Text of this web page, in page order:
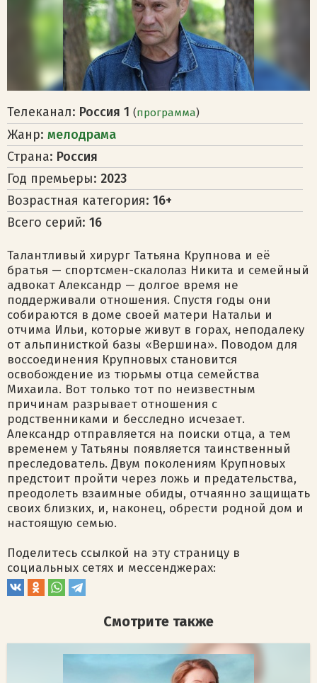
Телеканал: Россия 1 (программа)
Жанр: мелодрама
Страна: Россия
Год премьеры: 2023
Возрастная категория: 16+
Всего серий: 16
Талантливый хирург Татьяна Крупнова и её
братья — спортсмен-скалолаз Никита и семейный
адвокат Александр — долгое время не
поддерживали отношения. Спустя годы они
собираются в доме своей матери Натальи и
отчима Ильи, которые живут в горах, неподалеку
от альпинисткой базы «Вершина». Поводом для
воссоединения Крупновых становится
освобождение из тюрьмы отца семейства
Михаила. Вот только тот по неизвестным
причинам разрывает отношения с
родственниками и бесследно исчезает.
Александр отправляется на поиски отца, а тем
временем у Татьяны появляется таинственный
преследователь. Двум поколениям Крупновых
предстоит пройти через ложь и предательства,
преодолеть взаимные обиды, отчаянно защищать
своих близких, и, наконец, обрести родной дом и
настоящую семью.
Поделитесь ссылкой на эту страницу в
социальных сетях и мессенджерах:
Смотрите также